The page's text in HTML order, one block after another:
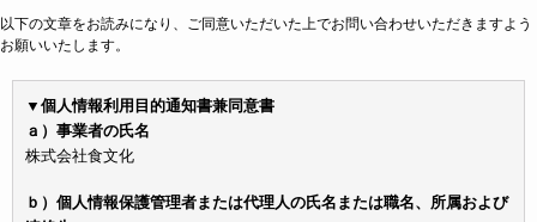
以下の文章をお読みになり、ご同意いただいた上でお問い合わせいただきますよう
お願いいたします。
▼個人情報利用目的通知書兼同意書
ａ）事業者の氏名
株式会社食文化
ｂ）個人情報保護管理者または代理人の氏名または職名、所属および